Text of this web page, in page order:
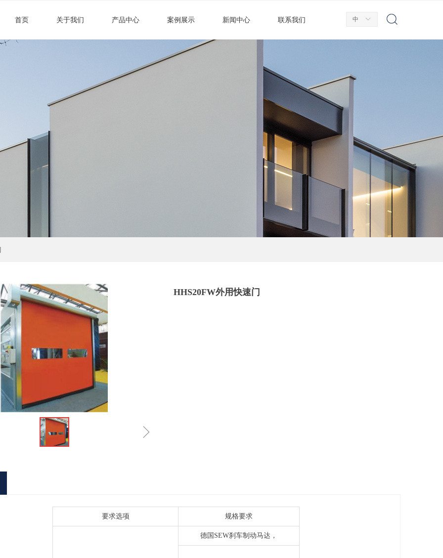
首页 关于我们 产品中心 案例展示 新闻中心 联系我们 ꀅ
中
ꁇ
HHS20FW外用快速门
要求选项 规格要求
德国SEW刹车制动马达，